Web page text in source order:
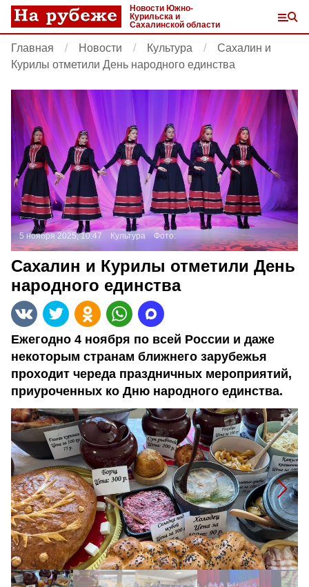
Новости Южно-
Курильска и
Сахалинской области
Главная Новости Культура
Сахалин и
Курилы отметили День народного единства
5 ноября 2025, 10:47 Культура Фото:
Сахалин и Курилы отметили День
народного единства
Ежегодно 4 ноября по всей России и даже
некоторым странам ближнего зарубежья
проходит череда праздничных мероприятий,
приуроченных ко Дню народного единства.